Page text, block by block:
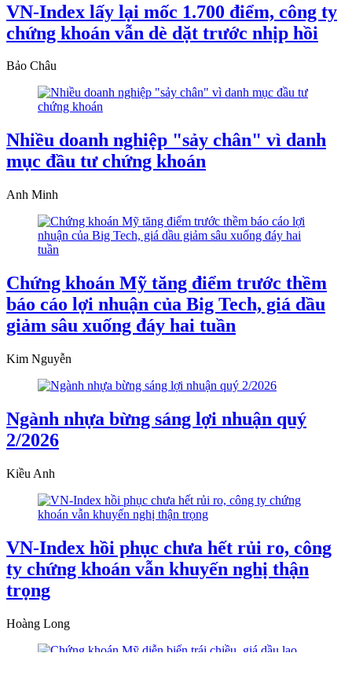
VN-Index lấy lại mốc 1.700 điểm, công ty
chứng khoán vẫn dè dặt trước nhịp hồi
Bảo Châu
Nhiều doanh nghiệp "sảy chân" vì danh
mục đầu tư chứng khoán
Anh Minh
Chứng khoán Mỹ tăng điểm trước thềm
báo cáo lợi nhuận của Big Tech, giá dầu
giảm sâu xuống đáy hai tuần
Kim Nguyễn
Ngành nhựa bừng sáng lợi nhuận quý
2/2026
Kiều Anh
VN-Index hồi phục chưa hết rủi ro, công
ty chứng khoán vẫn khuyến nghị thận
trọng
Hoàng Long